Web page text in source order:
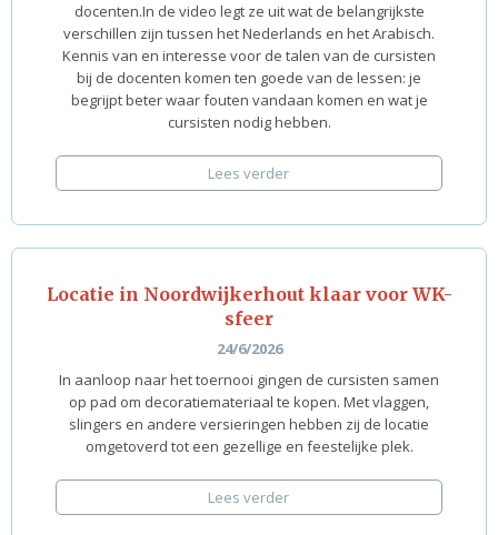
docenten.In de video legt ze uit wat de belangrijkste
verschillen zijn tussen het Nederlands en het Arabisch.
Kennis van en interesse voor de talen van de cursisten
bij de docenten komen ten goede van de lessen: je
begrijpt beter waar fouten vandaan komen en wat je
cursisten nodig hebben.
Lees verder
Locatie in Noordwijkerhout klaar voor WK-
sfeer
24/6/2026
In aanloop naar het toernooi gingen de cursisten samen
op pad om decoratiemateriaal te kopen. Met vlaggen,
slingers en andere versieringen hebben zij de locatie
omgetoverd tot een gezellige en feestelijke plek.
Lees verder